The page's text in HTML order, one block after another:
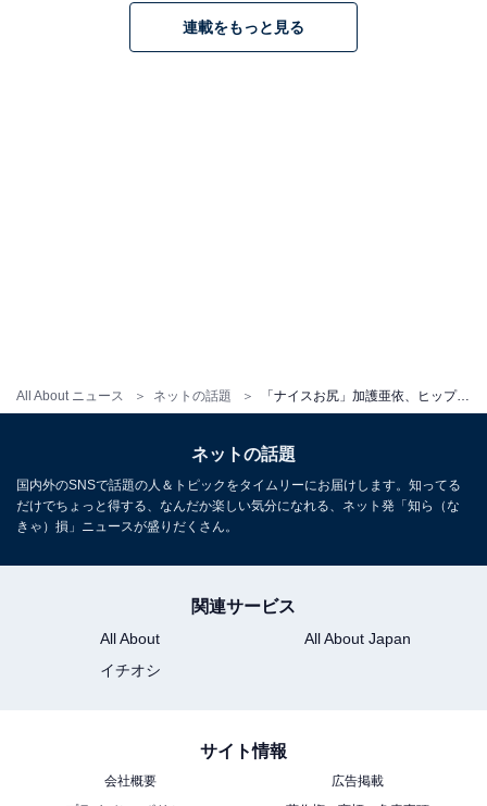
All About ニュース ネットの話題 「ナイスお尻」加護亜依、ヒップライン際立つトレーニングウエア姿に「脚長」「スタイルいい」の声！
連載をもっと見る
ネットの話題
国内外のSNSで話題の人＆トピックをタイムリーにお届けします。知ってる
だけでちょっと得する、なんだか楽しい気分になれる、ネット発「知ら（な
きゃ）損」ニュースが盛りだくさん。
関連サービス
All About
All About Japan
イチオシ
サイト情報
会社概要
広告掲載